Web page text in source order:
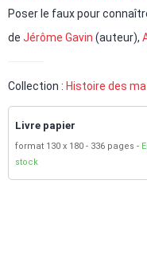
Poser le faux pour
de Jérôme Gavin (auteur),
Collection : Histoire des
Livre papier
format 130 x 180 336 pages
stock